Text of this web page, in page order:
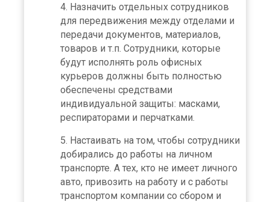
Назначить отдельных сотрудников
для передвижения между отделами и
передачи документов, материалов,
товаров и т.п. Сотрудники, которые
будут исполнять роль офисных
курьеров должны быть полностью
обеспечены средствами
индивидуальной защиты: масками,
респираторами и перчатками.
Настаивать на том, чтобы сотрудники
добирались до работы на личном
транспорте. А тех, кто не имеет личного
авто, привозить на работу и с работы
транспортом компании со сбором и